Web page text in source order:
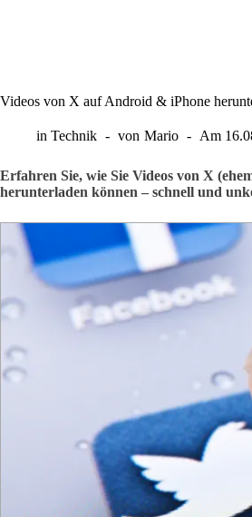
Videos von X auf Android & iPhone
in Technik von Mario Am
Erfahren Sie, wie Sie Videos von X
herunterladen können – schnell und